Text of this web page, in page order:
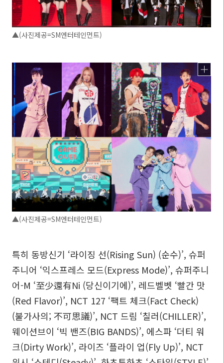
▲(사진제공=SM엔터테인먼트)
▲(사진제공=SM엔터테인먼트)
특히 동방신기 ‘라이징 선(Rising Sun) (순수)’, 슈퍼
주니어 ‘익스프레스 모드(Express Mode)’, 슈퍼주니
어-M ‘至少還有Ni (당신이기에)’, 레드벨벳 ‘빨간 맛
(Red Flavor)’, NCT 127 ‘팩트 체크(Fact Check)
(불가사의; 不可思議)’, NCT 드림 ‘칠러(CHILLER)’,
웨이션브이 ‘빅 밴즈(BIG BANDS)’, 에스파 ‘더티 워
크(Dirty Work)’, 라이즈 ‘플라이 업(Fly Up)’, NCT